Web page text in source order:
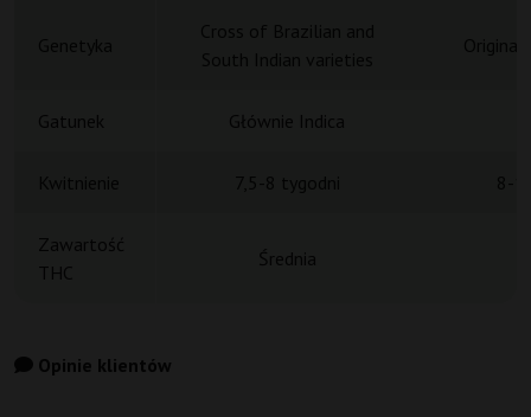
Gatunek Głównie Indica
Zawartość
THC
Średnia
Opinie klientów